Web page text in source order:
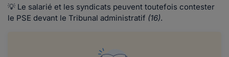
💡 Le salarié et les syndicats peuvent toutefois contester
le PSE devant le Tribunal administratif (16).